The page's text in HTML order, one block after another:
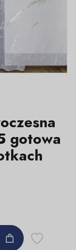
gotowa